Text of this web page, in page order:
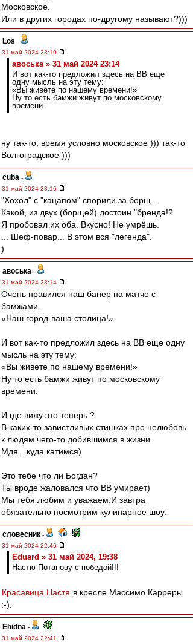
Московское.
Или в других городах по-другому называют?)))
Los -
31 май 2024 23:19
авоська » 31 май 2024 23:14
И вот как-то предложил здесь на ВВ еще
одну мысль на эту тему:
«Вы живете по нашему времени!»
Ну то есть бамжи живут по московскому
времени.
ну так-то, время условно московское ))) так-то
Волгоградское )))
cuba -
31 май 2024 23:16
"Хохол" с "кацапом" спорили за борщ...
Какой, из двух (борщей) достоин "бренда!?
Я пробовал их оба. Вкусно! Не умрёшь.
... Шеф-повар... В этом вся "легенда".
)
авоська -
31 май 2024 23:14
Очень нравился наш банер на матче с
бамжами.
«Наш город-ваша столица!»
И вот как-то предложил здесь на ВВ еще одну
мысль на эту тему:
«Вы живете по нашему времени!»
Ну то есть бамжи живут по московскому
времени.
И где вижу это теперь ?
В каких-то завистливых стишках про нелюбовь
к людям чего-то добившимся в жизни.
Мдя…куда катимся)
Это тебе что ли Богдан?
Ты вроде жаловался что ВВ умирает)
Мы тебя любим и уважаем.И завтра
обязательно посмотрим кулинарное шоу.
словесник -
31 май 2024 22:46
Eduard » 31 май 2024, 19:38
Настю Потапову с победой!!!
Красавица Настя в кресле Массимо Карреры
:-).
Ehidna -
31 май 2024 22:41